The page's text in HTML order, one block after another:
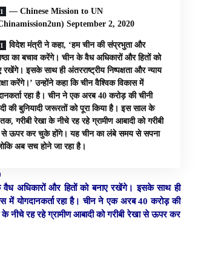
— Chinese Mission to UN
September 2, 2020
विदेश मंत्री ने कहा, ‘हम चीन की संप्रभुता और
का बचाव करेंगे। चीन के वैध अधिकारों और हितों को
रखेंगे। इसके साथ ही अंतरराष्ट्रीय निष्पक्षता और न्याय
करेंगे।’ उन्होंने कहा कि चीन वैश्विक विकास में
रहा है। चीन ने एक अरब 40 करोड़ की चीनी
की बुनियादी जरूरतों को पूरा किया है। इस साल के
गरीबी रेखा के नीचे रह रहे ग्रामीण आबादी को गरीबी
से ऊपर कर चुके होंगे। यह चीन का लंबे समय से सपना
अब सच होने जा रहा है।
अधिकारों और हितों को बनाए रखेंगे। इसके साथ ही
में योगदानकर्ता रहा है। चीन ने एक अरब 40 करोड़ की
नीचे रह रहे ग्रामीण आबादी को गरीबी रेखा से ऊपर कर